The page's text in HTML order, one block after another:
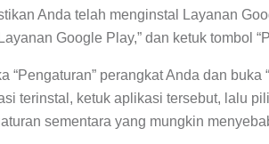
Anda telah menginstal Layanan
Google Play,” dan ketuk tombol
“Pengaturan” perangkat Anda dan buka
terinstal, ketuk aplikasi tersebut, lalu
sementara yang mungkin